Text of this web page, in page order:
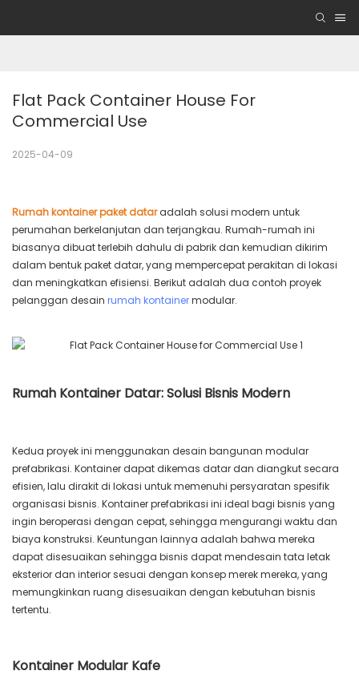
Flat Pack Container House For
Commercial Use
2025-04-09
Rumah kontainer paket dataradalah solusi modern untuk
perumahan berkelanjutan dan terjangkau. Rumah-rumah ini
biasanya dibuat terlebih dahulu di pabrik dan kemudian dikirim
dalam bentuk paket datar, yang mempercepat perakitan di lokasi
dan meningkatkan efisiensi. Berikut adalah dua contoh proyek
pelanggan desain rumah kontainermodular.
Rumah Kontainer Datar: Solusi Bisnis Modern
Kedua proyek ini menggunakan desain bangunan modular
prefabrikasi. Kontainer dapat dikemas datar dan diangkut secara
efisien, lalu dirakit di lokasi untuk memenuhi persyaratan spesifik
organisasi bisnis. Kontainer prefabrikasi ini ideal bagi bisnis yang
ingin beroperasi dengan cepat, sehingga mengurangi waktu dan
biaya konstruksi. Keuntungan lainnya adalah bahwa mereka
dapat disesuaikan sehingga bisnis dapat mendesain tata letak
eksterior dan interior sesuai dengan konsep merek mereka, yang
memungkinkan ruang disesuaikan dengan kebutuhan bisnis
tertentu.
Kontainer Modular Kafe